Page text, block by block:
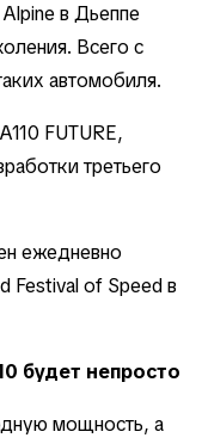
в Дьеппе
Всего с
автомобиля.
FUTURE,
третьего
ежедневно
Festival of Speed в
будет непросто
мощность, а